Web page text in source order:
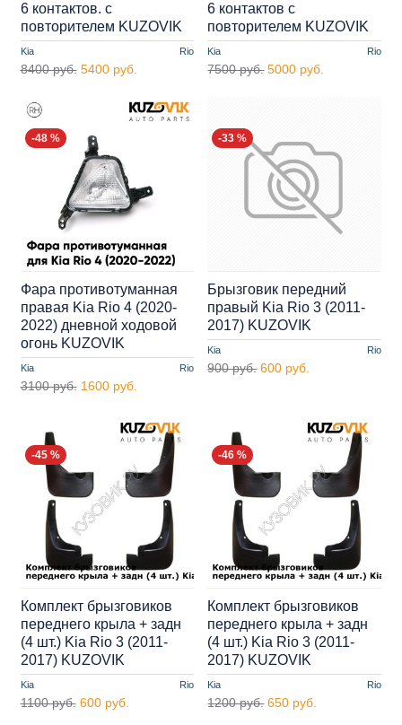
Kia Rio
6 контактов. с
повторителем KUZOVIK
8400 руб. 5400 руб.
Kia Rio
6 контактов с
повторителем KUZOVIK
7500 руб. 5000 руб.
-48 %
Kia Rio
Фара противотуманная
правая Kia Rio 4 (2020-
2022) дневной ходовой
огонь KUZOVIK
3100 руб. 1600 руб.
-33 %
Kia Rio
Брызговик передний
правый Kia Rio 3 (2011-
2017) KUZOVIK
900 руб. 600 руб.
-45 %
Kia Rio
Комплект брызговиков
переднего крыла + задн
(4 шт.) Kia Rio 3 (2011-
2017) KUZOVIK
1100 руб. 600 руб.
-46 %
Kia Rio
Комплект брызговиков
переднего крыла + задн
(4 шт.) Kia Rio 3 (2011-
2017) KUZOVIK
1200 руб. 650 руб.